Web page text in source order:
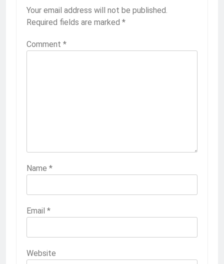
Your email address will not be published.
Required fields are marked *
Comment *
Name *
Email *
Website